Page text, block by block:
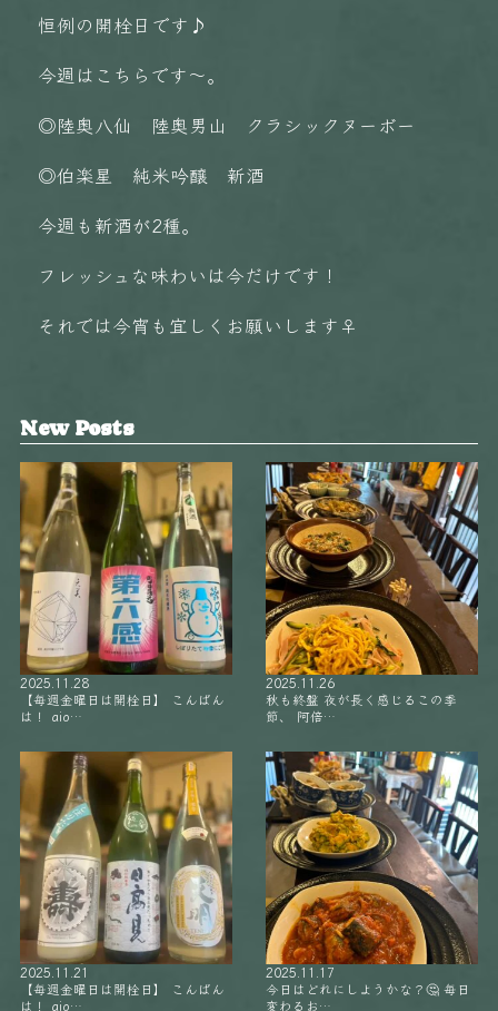
恒例の開栓日です♪
今週はこちらです〜。
◎陸奥八仙 陸奥男山 クラシックヌーボー
◎伯楽星 純米吟醸 新酒
今週も新酒が2種。
フレッシュな味わいは今だけです！
それでは今宵も宜しくお願いします‍♀️
New Posts
2025.11.28
【毎週金曜日は開栓日】 こんばん
は！ aio…
2025.11.26
秋も終盤 夜が長く感じるこの季
節、 阿倍…
2025.11.21
【毎週金曜日は開栓日】 こんばん
は！ aio…
2025.11.17
今日はどれにしようかな？🤔 毎日
変わるお…